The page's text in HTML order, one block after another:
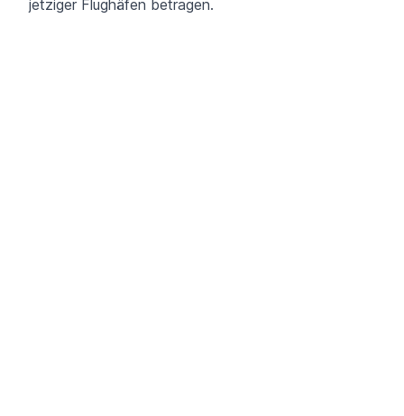
jetziger Flughäfen betragen.